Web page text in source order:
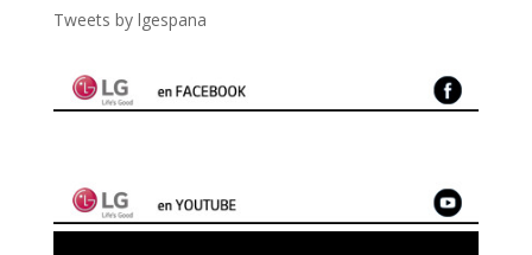
Tweets by lgespana